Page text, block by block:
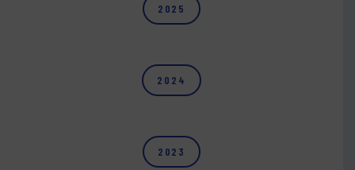
2025
2024
2023